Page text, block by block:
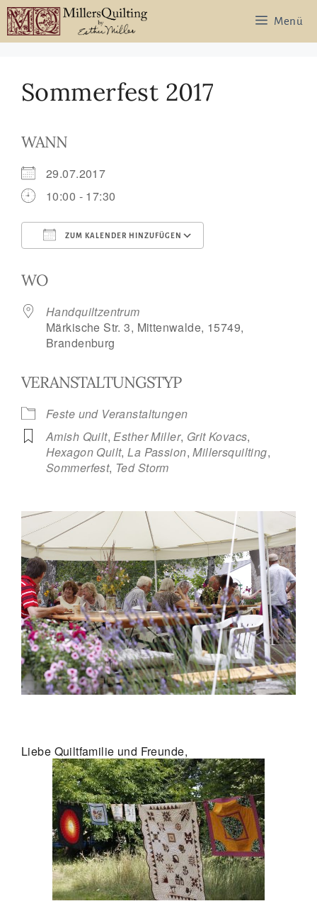
Zum
Inhalt
springen
Menü
Sommerfest 2017
WANN
29.07.2017
10:00 - 17:30
ZUM KALENDER HINZUFÜGEN
WO
Handquiltzentrum
Märkische Str. 3, Mittenwalde, 15749,
Brandenburg
VERANSTALTUNGSTYP
Feste und Veranstaltungen
Amish Quilt,Esther Miller, Grit Kovacs,
Hexagon Quilt,La Passion,Millersquilting,
Sommerfest, Ted Storm
Liebe Quiltfamilie und Freunde,